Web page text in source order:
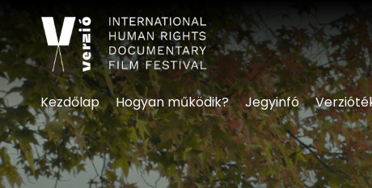
Kisegítő lehetőségek
Kezdőlap Hogyan működik? Jegyinfó